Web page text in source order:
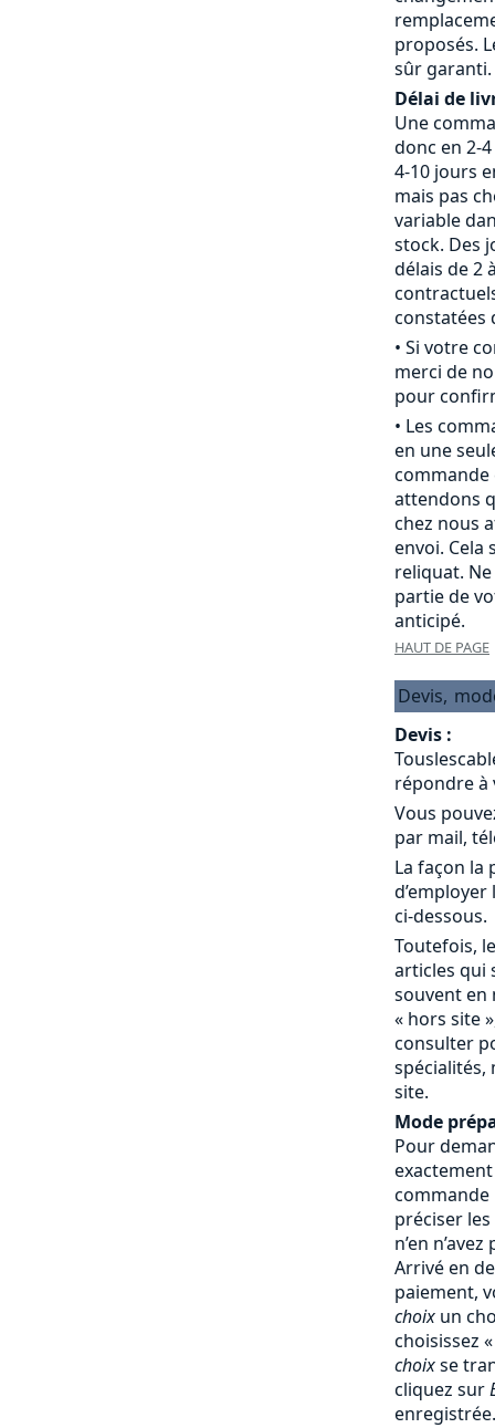
proposés.
sûr garanti.
Délai de
Une
donc en 2-
4-10 jours
mais pas
variable
stock. Des
délais de 2
constatées
• Si votre
merci de
pour
• Les
en une
attendons
chez nous
envoi. Cela
reliquat.
partie de
anticipé.
HAUT DE PAGE
Devis,
Devis :
répondre à
Vous
par mail,
La façon la
ci-dessous.
Toutefois,
articles qui
souvent en
« hors site
consulter
spécialités,
site.
Mode
Pour
commande
préciser
n’en
Arrivé en
paiement,
choix un
choisissez
choixse
cliquez sur
enregistrée.